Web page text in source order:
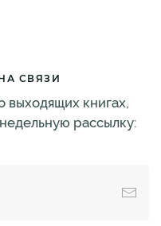
СВЯЗИ
выходящих книгах,
рассылку: